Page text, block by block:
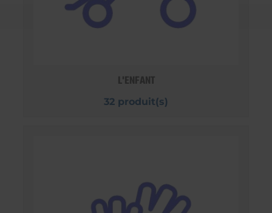
L'ENFANT
32 produit(s)